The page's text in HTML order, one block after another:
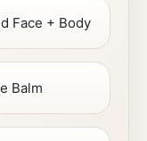
Face + Body
Balm